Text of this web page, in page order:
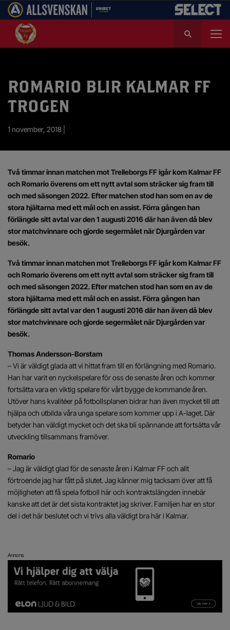
k
t
ROMARIO BLIR KALMAR FF
TROGEN
1 november, 2018 |
Två timmar innan matchen mot Trelleborgs FF igår kom Kalmar FF
och Romario överens om ett nytt avtal som sträcker sig fram till
och med säsongen 2022. Efter matchen stod han som en av de
stora hjältarna med ett mål och en assist. Förra gången han
förlängde sitt avtal var den 1 augusti 2016 där han även då blev
stor matchvinnare och gjorde segermålet när Djurgården var
besök.
Två timmar innan matchen mot Trelleborgs FF igår kom Kalmar FF
och Romario överens om ett nytt avtal som sträcker sig fram till
och med säsongen 2022. Efter matchen stod han som en av de
stora hjältarna med ett mål och en assist. Förra gången han
förlängde sitt avtal var den 1 augusti 2016 där han även då blev
stor matchvinnare och gjorde segermålet när Djurgården var
besök.
Thomas Andersson-Borstam
– Vi är väldigt glada att vi hittat fram till en förlängning med Romario.
Han har varit en nyckelspelare för oss de senaste åren och kommer
fortsätta vara en viktig spelare för vårt bygge de kommande åren.
Utöver hans kvalitéer på fotbollsplanen bidrar han även mycket till att
hjälpa och utbilda våra unga spelare som kommer upp i A-laget. Där
betyder han väldigt mycket och det ska bli spännande att fortsätta vår
utveckling tillsammans framöver.
Romario
– Jag är väldigt glad för de senaste åren i Kalmar FF och allt
förtroende jag har fått på slutet. Jag känner mig tacksam över att få
möjligheten att få spela fotboll här och kontraktslängden innebär
kanske att det är det sista kontraktet jag skriver. Familjen har en stor
del i det här beslutet och vi trivs alla väldigt bra här i Kalmar.
Annons